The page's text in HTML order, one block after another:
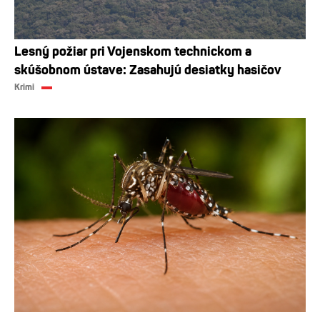
Lesný požiar pri Vojenskom technickom a
skúšobnom ústave: Zasahujú desiatky hasičov
Krimi